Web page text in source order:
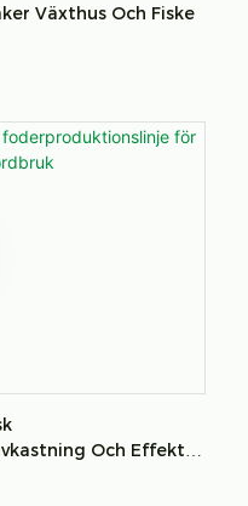
Växthus Och Fiske
Och Effektiv